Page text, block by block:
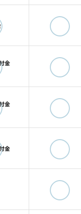
bulk-
◯
金
◯
金
◯
金 ◯
◯